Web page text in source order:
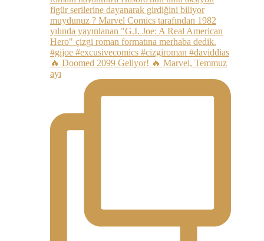
🔥 Doomed 2099 Geliyor! 🔥 Marvel, Temmuz
ayı